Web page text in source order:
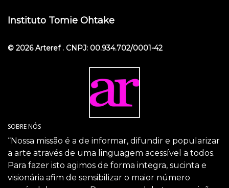
Instituto Tomie Ohtake
© 2026 Arteref . CNPJ: 00.934.702/0001-42
SOBRE NÓS
“Nossa missão é a de informar, difundir e popularizar
a arte através de uma linguagem acessível a todos.
Para fazer isto agimos de forma integra, sucinta e
visionária afim de sensibilizar o maior número